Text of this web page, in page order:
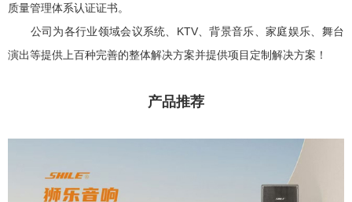
质量管理体系认证证书。
公司为各行业领域会议系统、KTV、背景音乐、家庭娱乐、舞台
演出等提供上百种完善的整体解决方案并提供项目定制解决方案！
产品推荐